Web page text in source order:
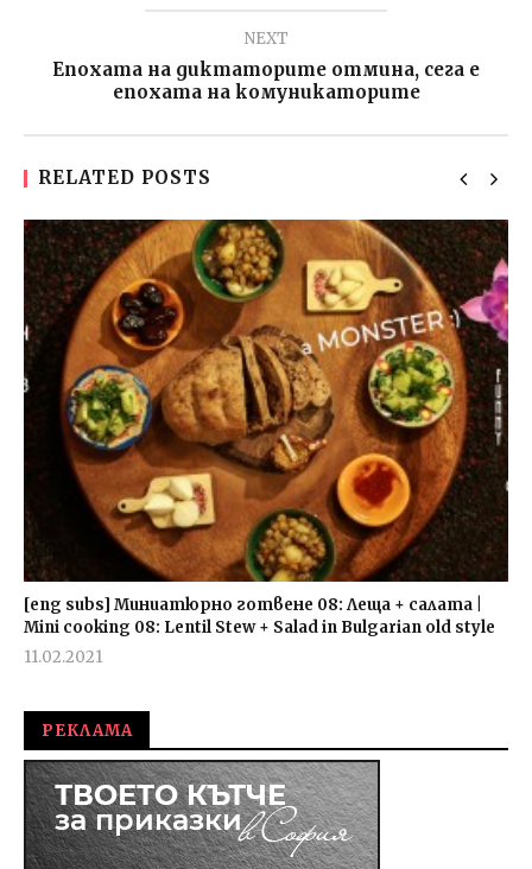
NEXT
Епохата на диктаторите отмина, сега е
епохата на комуникаторите
RELATED POSTS
[eng subs] Миниатюрно готвене 08: Леща + салата |
Mini cooking 08: Lentil Stew + Salad in Bulgarian old style
11.02.2021
РЕКЛАМА